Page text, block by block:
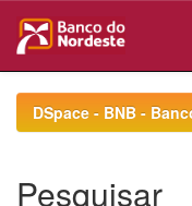
navigationDSpace - BNB -
Pesquisar